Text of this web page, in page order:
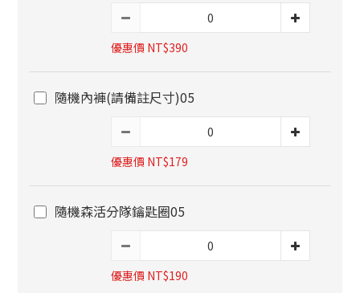
優惠價 NT$390
隨機內褲(請備註尺寸)05
優惠價 NT$179
隨機森活分隊鑰匙圈05
優惠價 NT$190